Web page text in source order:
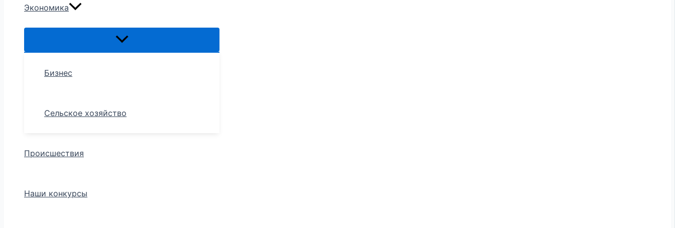
Экономика
Бизнес
Сельское хозяйство
Происшествия
Наши конкурсы